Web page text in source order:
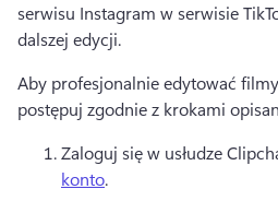
serwisu Instagram w serwisie
dalszej edycji.
Aby profesjonalnie edytować
postępuj zgodnie z krokami
Zaloguj się w usłudze
konto.